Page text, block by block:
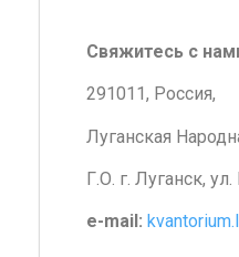
Свяжитесь с
291011, Россия,
Луганская
Г.О. г. Луганск,
e-mail: